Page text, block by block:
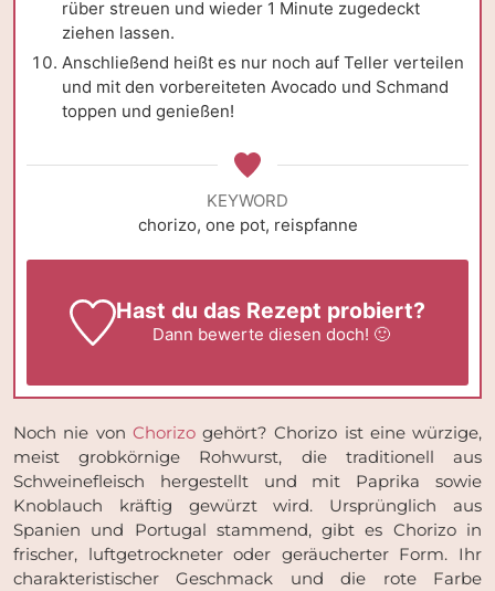
rüber streuen und wieder 1 Minute zugedeckt
ziehen lassen.
Anschließend heißt es nur noch auf Teller verteilen
und mit den vorbereiteten Avocado und Schmand
toppen und genießen!
KEYWORD
chorizo, one pot, reispfanne
Hast du das Rezept probiert?
Dann bewerte diesen doch! 🙂
Noch nie von Chorizogehört? Chorizo ist eine würzige,
meist grobkörnige Rohwurst, die traditionell aus
Schweinefleisch hergestellt und mit Paprika sowie
Knoblauch kräftig gewürzt wird. Ursprünglich aus
Spanien und Portugal stammend, gibt es Chorizo in
frischer, luftgetrockneter oder geräucherter Form. Ihr
charakteristischer Geschmack und die rote Farbe